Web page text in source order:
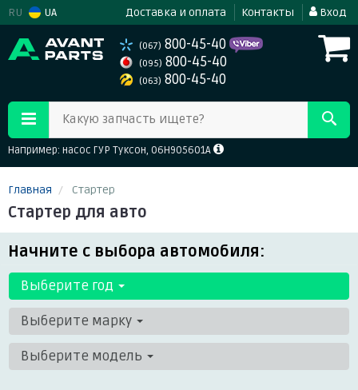
RU UA Доставка и оплата Контакты Вход
(067) 800-45-40
(095) 800-45-40
(063) 800-45-40
Какую запчасть ищете?
Например: насос ГУР Туксон, 06H905601A
Главная Стартер
Стартер для авто
Начните с выбора автомобиля:
Выберите год
Выберите марку
Выберите модель